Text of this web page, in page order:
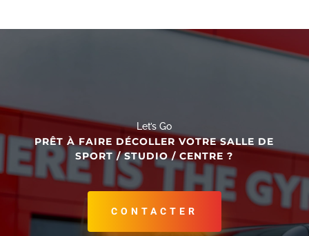
Let’s Go
PRÊT À FAIRE DÉCOLLER VOTRE SALLE DE
SPORT / STUDIO / CENTRE ?
CONTACTER